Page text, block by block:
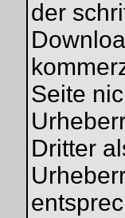
der
Seite
Dritter